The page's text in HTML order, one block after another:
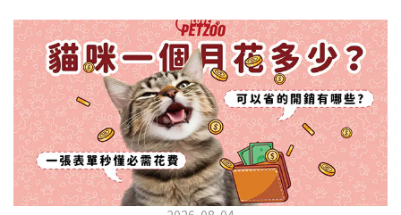
時立即獎勵。另外要處理的常見問題包括咬人、啃咬家具和亂叫。
每當出現不當行為，給予適當替代品（如咬玩具代替咬手），並在
幼犬選擇正確行為時獎勵，這比責罵更有效。社交化訓練 兩個月大
的幼犬正處於社會化黃金期，這階段的經驗將深刻影響未來性格。
安排幼犬接觸不同人類（包括兒童、戴眼鏡的人、使用拐杖的人
等）、各種動物、交通工具和環境聲音。起初保持在安全、受控的
情境中，逐漸增加複雜度。每次正面社交體驗後給予獎勵，建立幼
犬對新事物的積極態度。進階技巧強化 基礎訓練穩固後，可以進入
下降，表示身體狀況不佳，應儘快就醫！📌 貓咪拉肚子判斷步驟5：
檢查是否需要帶去看獸醫 如果拉肚子 1~2 次但精神好、食慾正常，
可以先觀察，如果腹瀉超過 48 小時或水狀腹瀉 + 嗜睡、食慾下降、
嘔吐 應立即就醫。 透過這 5 個步驟，你可以快速判斷貓咪拉肚子的
原因與嚴重程度，確保毛孩的腸胃健康！如果不確定情況，還是建
議讓獸醫檢查，才能安心哦！🐾💖4種高風險群貓咪拉肚子要小心高
風險貓咪包含：幼貓、老貓、懷孕貓、有慢性疾病貓，這些貓咪在
身體狀況出現警訊時要特別注意，如拉肚子次數超過2次以上，就建
議直接尋求獸醫協助。2要訣判斷貓咪拉肚子要不要看醫生 高風險貓
兩全其美！貓咪掉毛原因1. 皮膚問題貓咪皮膚問題是造成掉毛的常
見兇手！皮膚發炎、感染或是長期搔癢，都會讓貓咪的毛髮失去健
康光澤並大量脫落。常見的皮膚問題包括皮膚黴菌、細菌感染、疥
癬蟲等寄生蟲，甚至是皮膚過度乾燥。如果發現貓咪皮膚有紅腫、
結痂、脫屑或異常氣味，同時伴隨掉毛，建議盡快帶牠看獸醫哦！
貓咪掉毛原因2. 過敏誰說只有人類會過敏？貓咪也會！貓咪可能對
環境中的塵蟎、花粉、清潔劑，甚至是食物中的某些成分產生過敏
反應。過敏症狀不只是打噴嚏、流眼淚，還會引起皮膚搔癢和掉毛
問題。特別是食物過敏，更是常被忽略的掉毛元兇！如果貓咪經常